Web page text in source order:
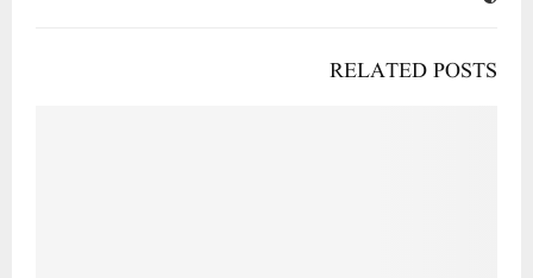
RELATED POSTS